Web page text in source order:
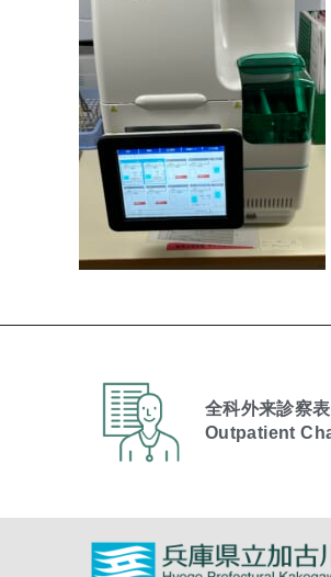
全科外来診察表
Outpatient